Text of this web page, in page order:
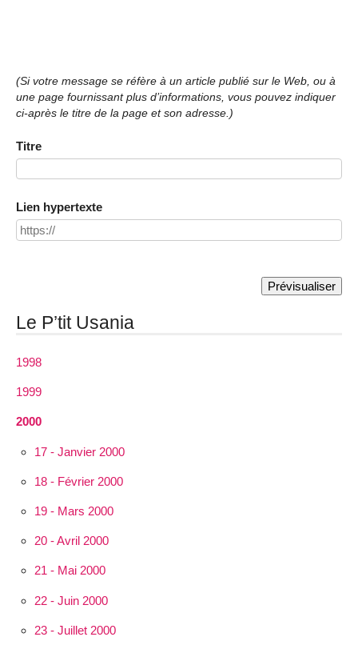
(Si votre message se réfère à un article publié sur le Web, ou à
une page fournissant plus d’informations, vous pouvez indiquer
ci-après le titre de la page et son adresse.)
Titre
Lien hypertexte
Le P’tit Usania
1998
1999
2000
17 - Janvier 2000
18 - Février 2000
19 - Mars 2000
20 - Avril 2000
21 - Mai 2000
22 - Juin 2000
23 - Juillet 2000